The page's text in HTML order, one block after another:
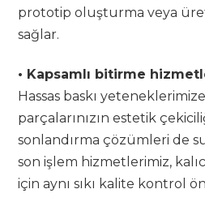
prototip oluşturma veya
sağlar.
• Kapsamlı bitirme
Hassas baskı
parçalarınızın estetik
sonlandırma çözümleri de
son işlem hizmetlerimiz,
için aynı sıkı kalite kontrol